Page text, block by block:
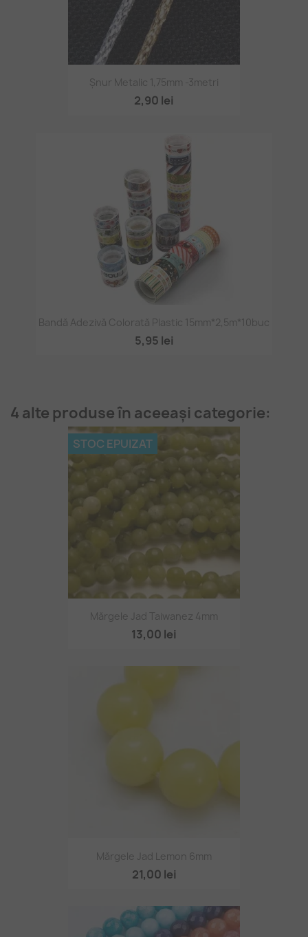
Șnur Metalic 1,75mm -3metri
2,90 lei
Bandă Adezivă Colorată Plastic 15mm*2,5m*10buc
5,95 lei
4 alte produse în aceeași categorie:
Mărgele Jad Taiwanez 4mm
13,00 lei
STOC EPUIZAT
Mărgele Jad Lemon 6mm
21,00 lei